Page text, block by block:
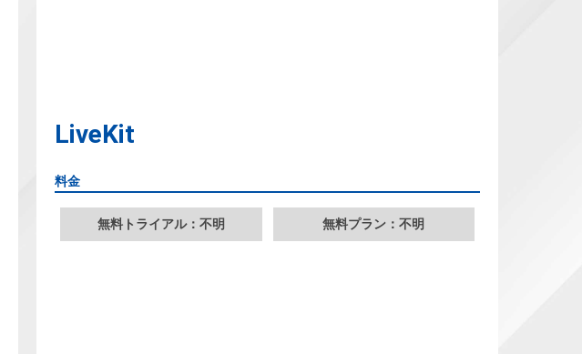
LiveKit
料金
無料トライアル：不明 無料プラン：不明